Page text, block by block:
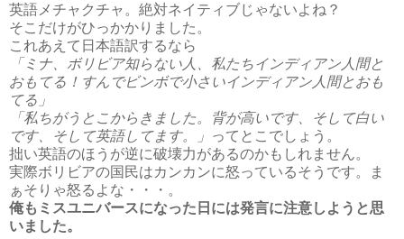
英語メチャクチャ。絶対ネイティブじゃないよね？
そこだけがひっかかりました。
これあえて日本語訳するなら
「ミナ、ボリビア知らない人、私たちインディアン人間と
おもてる！すんでビンボで小さいインディアン人間とおも
てる」
「私ちがうとこからきました。背が高いです、そして白い
です、そして英語してます。」 ってとこでしょう。
拙い英語のほうが逆に破壊力があるのかもしれません。
実際ボリビアの国民はカンカンに怒っているそうです。ま
ぁそりゃ怒るよな・・・。
俺もミスユニバースになった日には発言に注意しようと思
いました。